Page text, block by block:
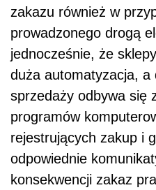
zakazu również w
prowadzonego drogą
jednocześnie, że
duża automatyzacja, a
sprzedaży odbywa się
programów
rejestrujących zakup i
odpowiednie
konsekwencji zakaz